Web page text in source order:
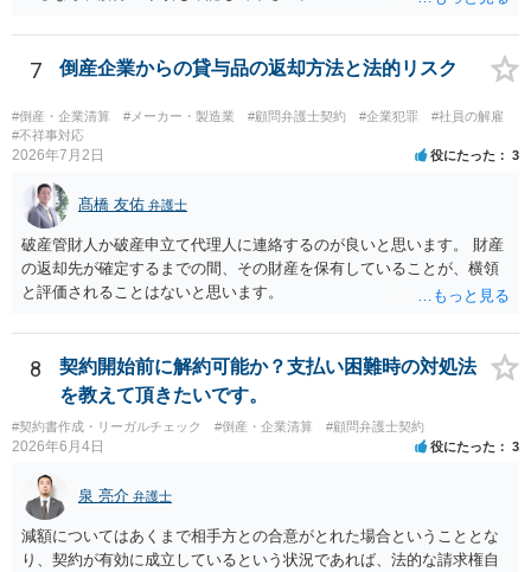
7 倒産企業からの貸与品の返却方法と法的リスク
#倒産・企業清算 #メーカー・製造業 #顧問弁護士契約 #企業犯罪
#社員の解雇
#不祥事対応
2026年7月2日 役にたった 3
髙橋 友佑 弁護士
破産管財人か破産申立て代理人に連絡するのが良いと思います。 財産
の返却先が確定するまでの間、その財産を保有していることが、横領
と評価されることはないと思います。
8
契約開始前に解約可能か？支払い困難時の対処法
を教えて頂きたいです。
#契約書作成・リーガルチェック #倒産・企業清算 #顧問弁護士契約
2026年6月4日 役にたった 3
泉 亮介 弁護士
減額についてはあくまで相手方との合意がとれた場合ということとな
り、契約が有効に成立しているという状況であれば、法的な請求権自